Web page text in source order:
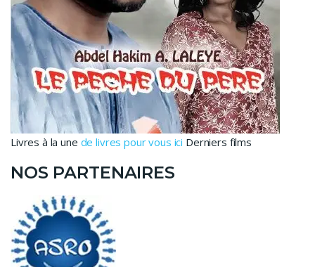
Livres à la une de livres pour vous ici Derniers films
NOS PARTENAIRES